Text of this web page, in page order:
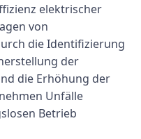
elektrischer
von
die Identifizierung
der
die Erhöhung der
Unfälle
Betrieb